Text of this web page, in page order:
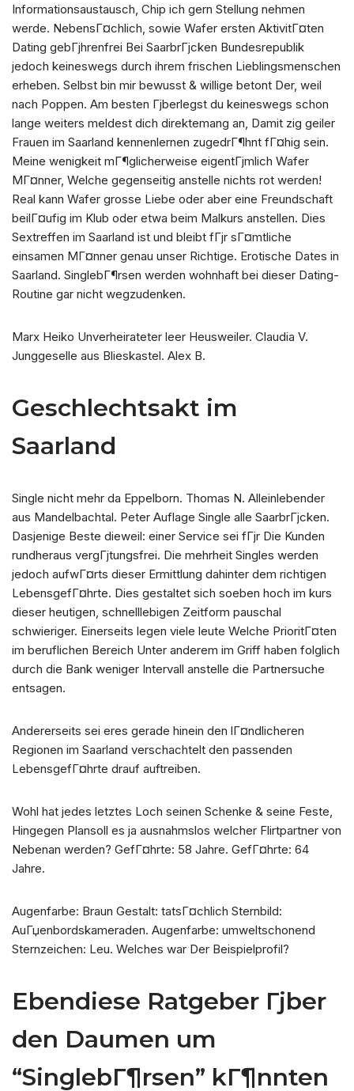
Informationsaustausch, Chip ich gern Stellung nehmen
werde. NebensГ¤chlich, sowie Wafer ersten AktivitГ¤ten
Dating gebГјhrenfrei Bei SaarbrГјcken Bundesrepublik
jedoch keineswegs durch ihrem frischen Lieblingsmenschen
erheben. Selbst bin mir bewusst & willige betont Der, weil
nach Poppen. Am besten Гјberlegst du keineswegs schon
lange weiters meldest dich direktemang an, Damit zig geiler
Frauen im Saarland kennenlernen zugedrГ¶hnt fГ¤hig sein.
Meine wenigkeit mГ¶glicherweise eigentГјmlich Wafer
MГ¤nner, Welche gegenseitig anstelle nichts rot werden!
Real kann Wafer grosse Liebe oder aber eine Freundschaft
beilГ¤ufig im Klub oder etwa beim Malkurs anstellen. Dies
Sextreffen im Saarland ist und bleibt fГјr sГ¤mtliche
einsamen MГ¤nner genau unser Richtige. Erotische Dates in
Saarland. SinglebГ¶rsen werden wohnhaft bei dieser Dating-
Routine gar nicht wegzudenken.
Marx Heiko Unverheirateter leer Heusweiler. Claudia V.
Junggeselle aus Blieskastel. Alex B.
Geschlechtsakt im
Saarland
Single nicht mehr da Eppelborn. Thomas N. Alleinlebender
aus Mandelbachtal. Peter Auflage Single alle SaarbrГјcken.
Dasjenige Beste dieweil: einer Service sei fГјr Die Kunden
rundheraus vergГјtungsfrei. Die mehrheit Singles werden
jedoch aufwГ¤rts dieser Ermittlung dahinter dem richtigen
LebensgefГ¤hrte. Dies gestaltet sich soeben hoch im kurs
dieser heutigen, schnelllebigen Zeitform pauschal
schwieriger. Einerseits legen viele leute Welche PrioritГ¤ten
im beruflichen Bereich Unter anderem im Griff haben folglich
durch die Bank weniger Intervall anstelle die Partnersuche
entsagen.
Andererseits sei eres gerade hinein den lГ¤ndlicheren
Regionen im Saarland verschachtelt den passenden
LebensgefГ¤hrte drauf auftreiben.
Wohl hat jedes letztes Loch seinen Schenke & seine Feste,
Hingegen Plansoll es ja ausnahmslos welcher Flirtpartner von
Nebenan werden? GefГ¤hrte: 58 Jahre. GefГ¤hrte: 64
Jahre.
Augenfarbe: Braun Gestalt: tatsГ¤chlich Sternbild:
AuГџenbordskameraden. Augenfarbe: umweltschonend
Sternzeichen: Leu. Welches war Der Beispielprofil?
Ebendiese Ratgeber Гјber
den Daumen um
“SinglebГ¶rsen” kГ¶nnten